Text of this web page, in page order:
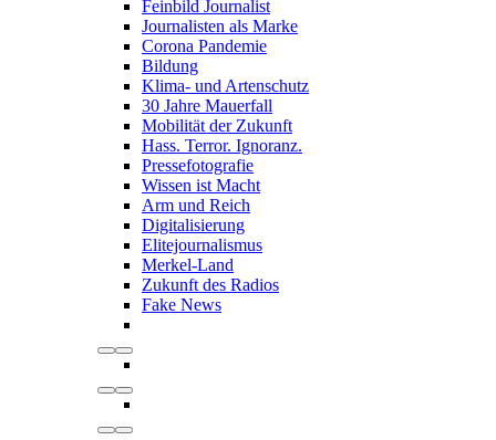
Feinbild Journalist
Journalisten als Marke
Corona Pandemie
Bildung
Klima- und Artenschutz
30 Jahre Mauerfall
Mobilität der Zukunft
Hass. Terror. Ignoranz.
Pressefotografie
Wissen ist Macht
Arm und Reich
Digitalisierung
Elitejournalismus
Merkel-Land
Zukunft des Radios
Fake News